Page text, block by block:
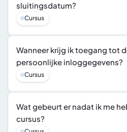
sluitingsdatum?
Cursus
Wanneer krijg ik toegang tot
persoonlijke inloggegevens?
Cursus
Wat gebeurt er nadat ik me
cursus?